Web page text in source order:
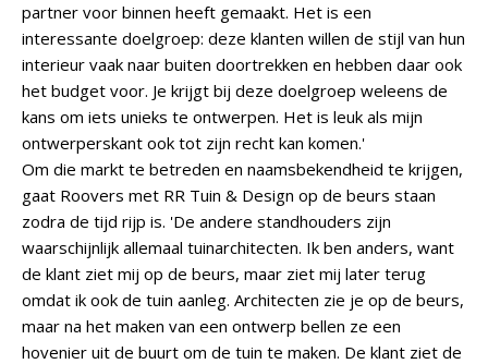
partner voor binnen heeft gemaakt. Het is een
interessante doelgroep: deze klanten willen de stijl van hun
interieur vaak naar buiten doortrekken en hebben daar ook
het budget voor. Je krijgt bij deze doelgroep weleens de
kans om iets unieks te ontwerpen. Het is leuk als mijn
ontwerperskant ook tot zijn recht kan komen.'
Om die markt te betreden en naamsbekendheid te krijgen,
gaat Roovers met RR Tuin & Design op de beurs staan
zodra de tijd rijp is. 'De andere standhouders zijn
waarschijnlijk allemaal tuinarchitecten. Ik ben anders, want
de klant ziet mij op de beurs, maar ziet mij later terug
omdat ik ook de tuin aanleg. Architecten zie je op de beurs,
maar na het maken van een ontwerp bellen ze een
hovenier uit de buurt om de tuin te maken. De klant ziet de